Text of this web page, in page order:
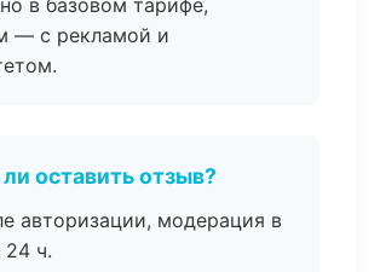
в базовом тарифе,
— с рекламой и
оставить отзыв?
авторизации, модерация в
24 ч.